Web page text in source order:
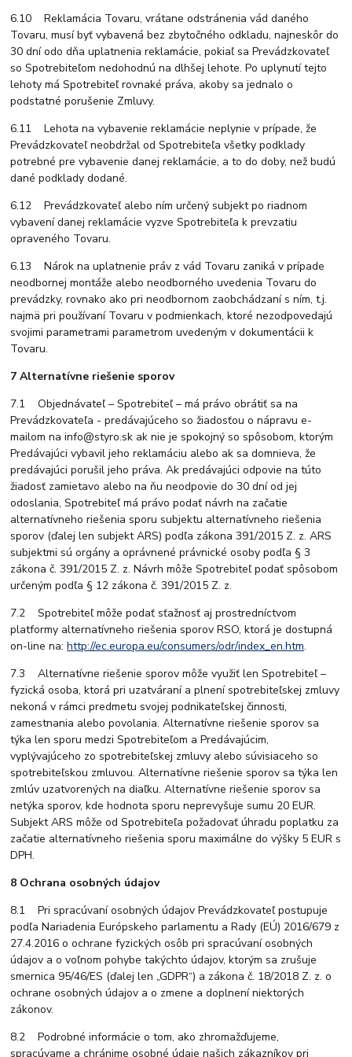
6.10 Reklamácia Tovaru, vrátane odstránenia vád daného
Tovaru, musí byť vybavená bez zbytočného odkladu, najneskôr do
30 dní odo dňa uplatnenia reklamácie, pokiaľ sa Prevádzkovateľ
so Spotrebiteľom nedohodnú na dlhšej lehote. Po uplynutí tejto
lehoty má Spotrebiteľ rovnaké práva, akoby sa jednalo o
podstatné porušenie Zmluvy.
6.11 Lehota na vybavenie reklamácie neplynie v prípade, že
Prevádzkovateľ neobdržal od Spotrebiteľa všetky podklady
potrebné pre vybavenie danej reklamácie, a to do doby, než budú
dané podklady dodané.
6.12 Prevádzkovateľ alebo ním určený subjekt po riadnom
vybavení danej reklamácie vyzve Spotrebiteľa k prevzatiu
opraveného Tovaru.
6.13 Nárok na uplatnenie práv z vád Tovaru zaniká v prípade
neodbornej montáže alebo neodborného uvedenia Tovaru do
prevádzky, rovnako ako pri neodbornom zaobchádzaní s ním, t.j.
najmä pri používaní Tovaru v podmienkach, ktoré nezodpovedajú
svojimi parametrami parametrom uvedeným v dokumentácii k
Tovaru.
7 Alternatívne riešenie sporov
7.1 Objednávateľ – Spotrebiteľ – má právo obrátiť sa na
Prevádzkovateľa - predávajúceho so žiadosťou o nápravu e-
mailom na info@styro.sk ak nie je spokojný so spôsobom, ktorým
Predávajúci vybavil jeho reklamáciu alebo ak sa domnieva, že
predávajúci porušil jeho práva. Ak predávajúci odpovie na túto
žiadosť zamietavo alebo na ňu neodpovie do 30 dní od jej
odoslania, Spotrebiteľ má právo podať návrh na začatie
alternatívneho riešenia sporu subjektu alternatívneho riešenia
sporov (ďalej len subjekt ARS) podľa zákona 391/2015 Z. z. ARS
subjektmi sú orgány a oprávnené právnické osoby podľa § 3
zákona č. 391/2015 Z. z. Návrh môže Spotrebiteľ podať spôsobom
určeným podľa § 12 zákona č. 391/2015 Z. z.
7.2 Spotrebiteľ môže podať sťažnosť aj prostredníctvom
platformy alternatívneho riešenia sporov RSO, ktorá je dostupná
on-line na:http://ec.europa.eu/consumers/odr/index_en.htm.
7.3 Alternatívne riešenie sporov môže využiť len Spotrebiteľ –
fyzická osoba, ktorá pri uzatváraní a plnení spotrebiteľskej zmluvy
nekoná v rámci predmetu svojej podnikateľskej činnosti,
zamestnania alebo povolania. Alternatívne riešenie sporov sa
týka len sporu medzi Spotrebiteľom a Predávajúcim,
vyplývajúceho zo spotrebiteľskej zmluvy alebo súvisiaceho so
spotrebiteľskou zmluvou. Alternatívne riešenie sporov sa týka len
zmlúv uzatvorených na diaľku. Alternatívne riešenie sporov sa
netýka sporov, kde hodnota sporu neprevyšuje sumu 20 EUR.
Subjekt ARS môže od Spotrebiteľa požadovať úhradu poplatku za
začatie alternatívneho riešenia sporu maximálne do výšky 5 EUR s
DPH.
8 Ochrana osobných údajov
8.1 Pri spracúvaní osobných údajov Prevádzkovateľ postupuje
podľa Nariadenia Európskeho parlamentu a Rady (EÚ) 2016/679 z
27.4.2016 o ochrane fyzických osôb pri spracúvaní osobných
údajov a o voľnom pohybe takýchto údajov, ktorým sa zrušuje
smernica 95/46/ES (ďalej len „GDPR“) a zákona č. 18/2018 Z. z. o
ochrane osobných údajov a o zmene a doplnení niektorých
zákonov.
8.2 Podrobné informácie o tom, ako zhromažďujeme,
spracúvame a chránime osobné údaje našich zákazníkov pri